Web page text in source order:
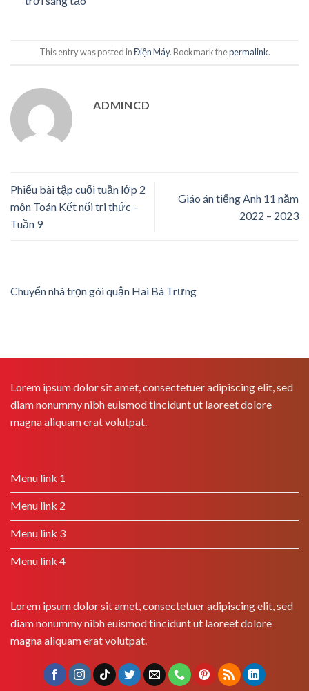
This entry was posted inĐiện Máy. Bookmark thepermalink.
ADMINCD
Phiếu bài tập cuối tuần lớp 2
môn Toán Kết nối tri thức –
Tuần 9
Giáo án tiếng Anh 11 năm
2022 – 2023
Chuyển nhà trọn gói quận Hai Bà Trưng
Lorem ipsum dolor sit amet, consectetuer adipiscing elit, sed
diam nonummy nibh euismod tincidunt ut laoreet dolore
magna aliquam erat volutpat.
Menu link 1
Menu link 2
Menu link 3
Menu link 4
Lorem ipsum dolor sit amet, consectetuer adipiscing elit, sed
diam nonummy nibh euismod tincidunt ut laoreet dolore
magna aliquam erat volutpat.